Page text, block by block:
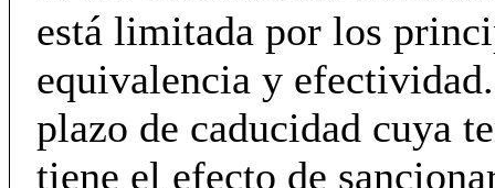
está limitada por los
equivalencia y
plazo de caducidad cuya
tiene el efecto de